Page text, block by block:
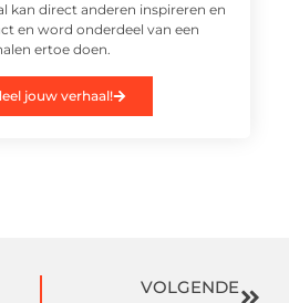
kan direct anderen inspireren en
en word onderdeel van een
ertoe doen.
jouw verhaal!
VOLGENDE